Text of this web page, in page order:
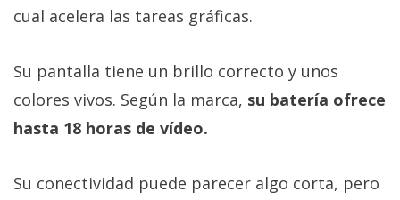
cual acelera las tareas gráficas.
Su pantalla tiene un brillo correcto y unos
colores vivos. Según la marca, su batería ofrece
hasta 18 horas de vídeo.
Su conectividad puede parecer algo corta, pero